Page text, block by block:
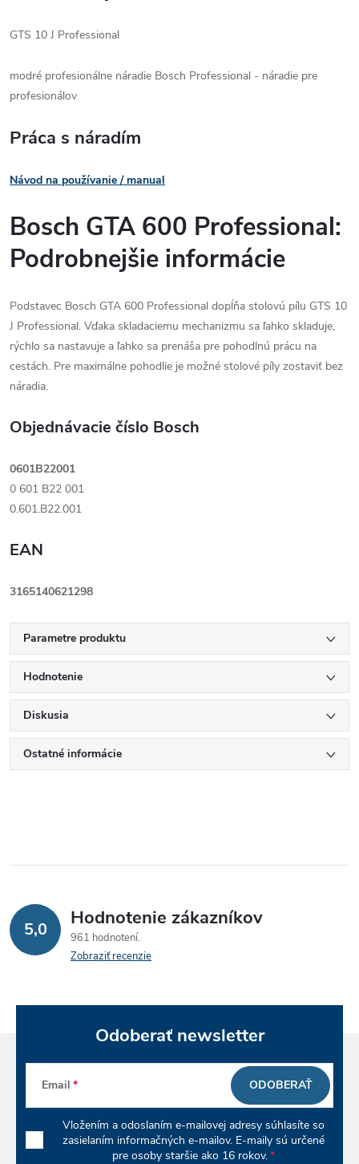
GTS 10 J Professional
modré profesionálne náradie Bosch Professional - náradie pre
profesionálov
Práca s náradím
Návod na používanie / manual
Bosch GTA 600 Professional:
Podrobnejšie informácie
Podstavec Bosch GTA 600 Professional dopĺňa stolovú pílu GTS 10
J Professional. Vďaka skladaciemu mechanizmu sa ľahko skladuje,
rýchlo sa nastavuje a ľahko sa prenáša pre pohodlnú prácu na
cestách. Pre maximálne pohodlie je možné stolové píly zostaviť bez
náradia.
Objednávacie číslo Bosch
0601B22001
0 601 B22 001
0.601.B22.001
EAN
3165140621298
Parametre produktu
Hodnotenie
Diskusia
Ostatné informácie
5,0 Hodnotenie zákazníkov
961 hodnotení
Zobraziť recenzie
Odoberať newsletter
Email
Vložením a odoslaním e-mailovej adresy súhlasíte so
zasielaním informačných e-mailov. E-maily sú určené
pre osoby staršie ako 16 rokov.
ODOBERAŤ